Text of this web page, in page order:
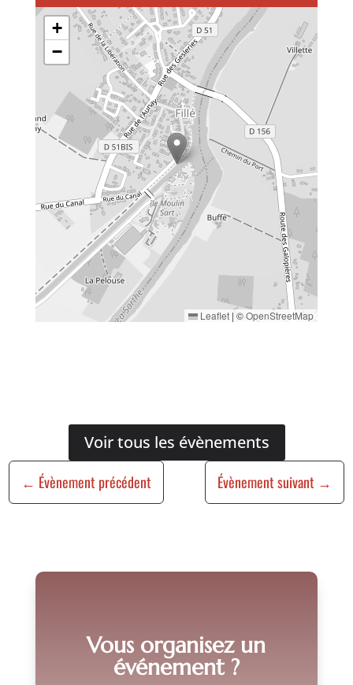
+
−
Leaflet | ©OpenStreetMap
Voir tous les évènements
← Évènement précédent Évènement suivant →
Vous organisez un
événement ?